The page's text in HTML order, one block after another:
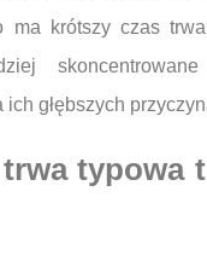
ma krótszy czas
głębszych
typowa